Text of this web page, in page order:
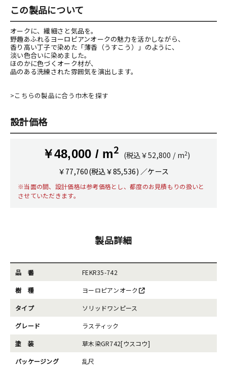
この製品について
オークに、繊細さと気品を。
野趣あふれるヨーロピアンオークの魅力を活かしながら、
香り高い丁子で染めた「薄香（うすこう）」のように、
淡い色合いに染めました。
ほのかに色づくオーク材が、
品のある洗練された雰囲気を演出します。
>こちらの製品に合う巾木を探す
設計価格
￥48,000 / m2 (税込￥52,800 / m2)
￥77,760(税込￥85,536) ／ケース
※当面の間、設計価格は参考価格とし、都度のお見積もりの扱いと
させていただきます。
製品詳細
品 番 FEKR35-742
樹 種 ヨーロピアンオーク
タイプ ソリッドワンピース
グレード ラスティック
塗 装 草木染GR742[ウスコウ]
パッケージング 乱尺